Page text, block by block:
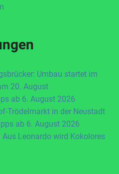
Umbau startet im
20. August
ab 6. August 2026
Trödelmarkt in der Neustadt
ab 6. August 2026
Aus Leonardo wird Kokolores